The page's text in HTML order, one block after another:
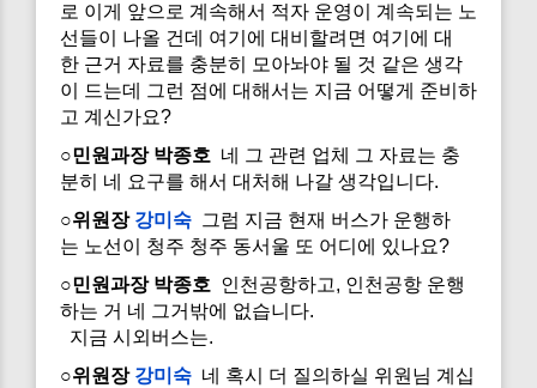
로 이게 앞으로 계속해서 적자 운영이 계속되는 노
선들이 나올 건데 여기에 대비할려면 여기에 대
한 근거 자료를 충분히 모아놔야 될 것 같은 생각
이 드는데 그런 점에 대해서는 지금 어떻게 준비하
고 계신가요?
○민원과장 박종호 네 그 관련 업체 그 자료는 충
분히 네 요구를 해서 대처해 나갈 생각입니다.
○위원장 강미숙 그럼 지금 현재 버스가 운행하
는 노선이 청주 청주 동서울 또 어디에 있나요?
○민원과장 박종호 인천공항하고, 인천공항 운행
하는 거 네 그거밖에 없습니다.
지금 시외버스는.
○위원장 강미숙 네 혹시 더 질의하실 위원님 계십